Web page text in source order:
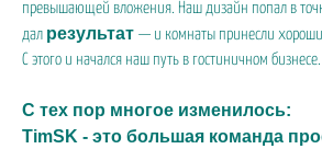
превышающей вложения. Наш дизайн попал в
дал результат — и комнаты принесли
С этого и начался наш путь в гостиничном бизнесе.
С тех пор многое изменилось:
TimSK - это большая команда